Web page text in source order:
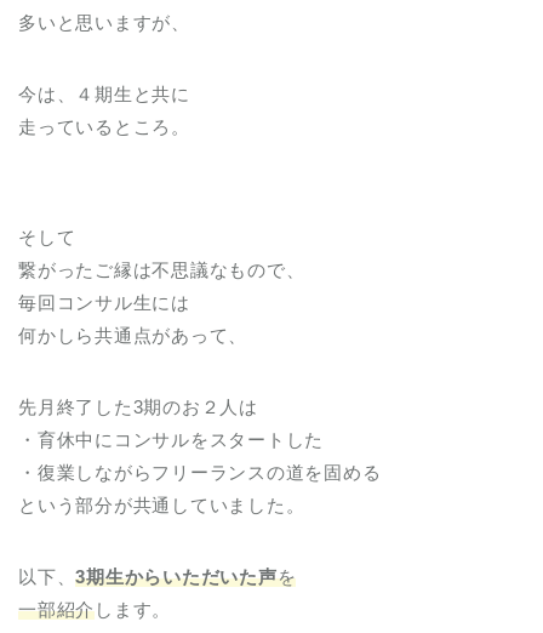
多いと思いますが、
今は、４期生と共に
走っているところ。
そして
繋がったご縁は不思議なもので、
毎回コンサル生には
何かしら共通点があって、
先月終了した3期のお２人は
・育休中にコンサルをスタートした
・復業しながらフリーランスの道を固める
という部分が共通していました。
以下、3期生からいただいた声を
一部紹介します。